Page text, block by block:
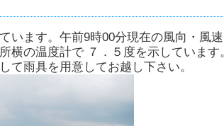
います。午前9時00分現在の風向・風
横の温度計で ７．５度を示しています
て雨具を用意してお越し下さい。